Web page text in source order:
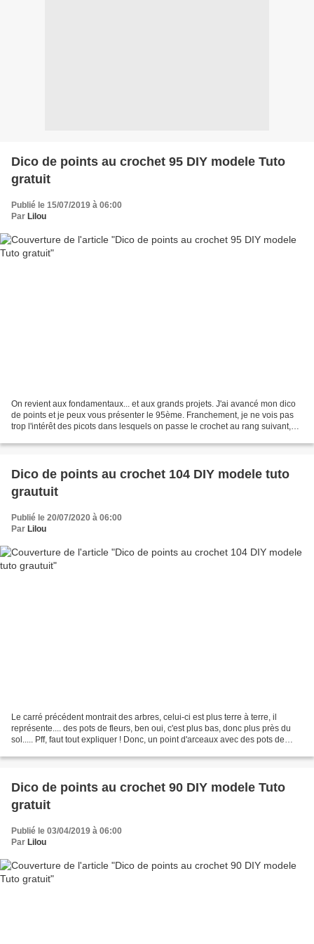
Dico de points au crochet 95 DIY modele Tuto
gratuit
Publié le 15/07/2019 à 06:00
Par Lilou
On revient aux fondamentaux... et aux grands projets. J'ai avancé mon dico
de points et je peux vous présenter le 95ème. Franchement, je ne vois pas
trop l'intérêt des picots dans lesquels on passe le crochet au rang suivant,
Dico de points au crochet 104 DIY modele tuto
grautuit
Publié le 20/07/2020 à 06:00
Par Lilou
Le carré précédent montrait des arbres, celui-ci est plus terre à terre, il
représente.... des pots de fleurs, ben oui, c'est plus bas, donc plus près du
sol..... Pff, faut tout expliquer ! Donc, un point d'arceaux avec des pots de
Dico de points au crochet 90 DIY modele Tuto
gratuit
Publié le 03/04/2019 à 06:00
Par Lilou